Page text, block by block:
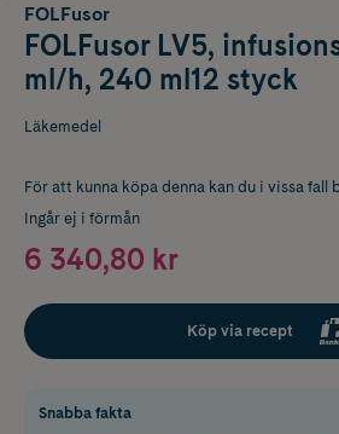
FOLFusor
FOLFusor LV5,
ml/h, 240 ml12 styck
Läkemedel
För att kunna köpa denna kan du i vissa fall
Ingår ej i förmån
6 340,80 kr
Köp via recept
Snabba fakta